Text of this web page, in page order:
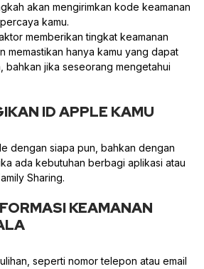
akan mengirimkan kode keamanan
kamu.
memberikan tingkat keamanan
memastikan hanya kamu yang dapat
bahkan jika seseorang mengetahui
ID APPLE KAMU
dengan siapa pun, bahkan dengan
ada kebutuhan berbagi aplikasi atau
Sharing.
KEAMANAN
seperti nomor telepon atau email